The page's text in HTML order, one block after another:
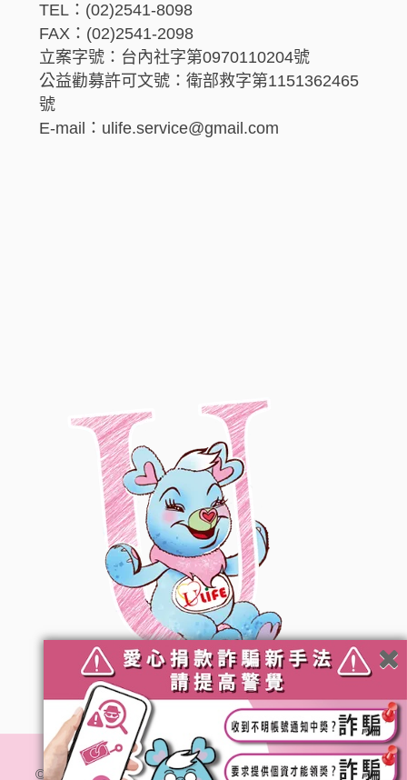
TEL：(02)2541-8098
FAX：(02)2541-2098
立案字號：台內社字第0970110204號
公益勸募許可文號：衛部救字第1151362465
號
E-mail：ulife.service@gmail.com
© 社團法人台灣優質生命協會. All Rights Reserved.隱私